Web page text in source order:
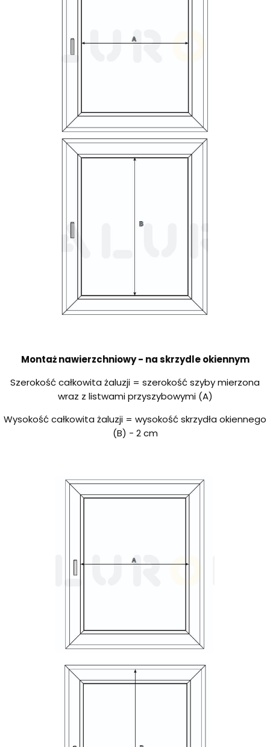
Montaż nawierzchniowy - na skrzydle okiennym
Szerokość całkowita żaluzji = szerokość szyby mierzona
wraz z listwami przyszybowymi (A)
Wysokość całkowita żaluzji = wysokość skrzydła okiennego
(B) - 2 cm